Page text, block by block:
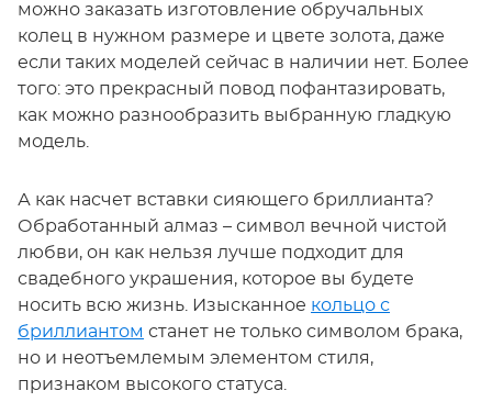
можно заказать изготовление обручальных
колец в нужном размере и цвете золота, даже
если таких моделей сейчас в наличии нет. Более
того: это прекрасный повод пофантазировать,
как можно разнообразить выбранную гладкую
модель.
А как насчет вставки сияющего бриллианта?
Обработанный алмаз – символ вечной чистой
любви, он как нельзя лучше подходит для
свадебного украшения, которое вы будете
носить всю жизнь. Изысканное кольцо с
бриллиантом станет не только символом брака,
но и неотъемлемым элементом стиля,
признаком высокого статуса.